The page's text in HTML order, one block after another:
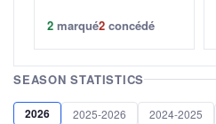
2 marqué2 concédé
SEASON STATISTICS
2026 2025-2026 2024-2025